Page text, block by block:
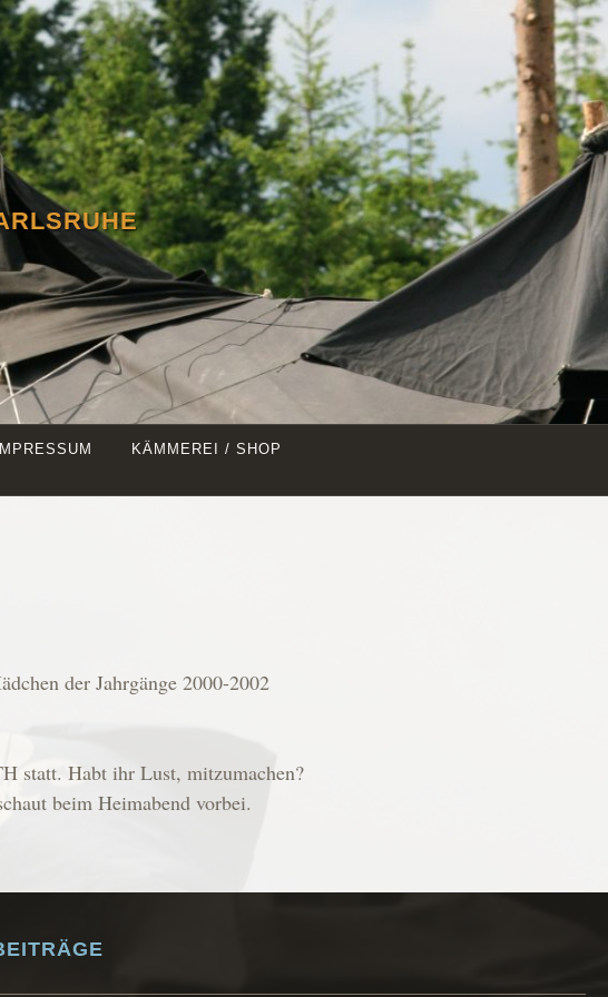
KÄMMEREI / SHOP
der Jahrgänge 2000-2002
statt. Habt ihr Lust, mitzumachen?
beim Heimabend vorbei.